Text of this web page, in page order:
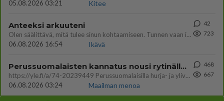
05.08.2026 03:21
Kitee
Anteeksi arkuuteni
Olen säälittävä, mitä tulee sinun kohtaamiseen. Tunnen vaan itseni todella epävarmaksi sun kanssa. Jos minun olisi pitän
06.08.2026 16:54
Ikävä
42
723
Perussuomalaisten kannatus nousi rytinällä Ylen tänään julkaisemassa tuoreimmassa gallup-kyselyssä.
https://yle.fi/a/74-20239449 Perussuomalaisilla hurja- ja ylivoimaisesti suurin nousu tässä uudessa Ylen gallupissa. Kyl
06.08.2026 03:24
Maailman menoa
468
667